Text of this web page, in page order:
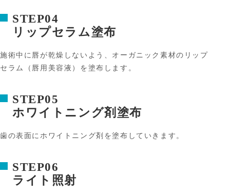
STEP04
リップセラム塗布
施術中に唇が乾燥しないよう、オーガニック素材のリップ
セラム（唇用美容液）を塗布します。
STEP05
ホワイトニング剤塗布
歯の表面にホワイトニング剤を塗布していきます。
STEP06
ライト照射